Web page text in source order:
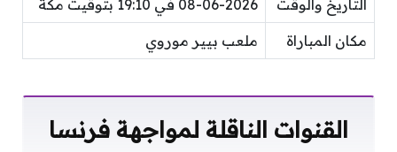
التاريخ والوقت 08-06-2026 في 19:10 بتوقيت مكة
مكان المباراة ملعب بيير موروي
القنوات الناقلة لمواجهة فرنسا